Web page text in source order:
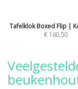
Tafelklok Boxed Flip |
€ 160,50